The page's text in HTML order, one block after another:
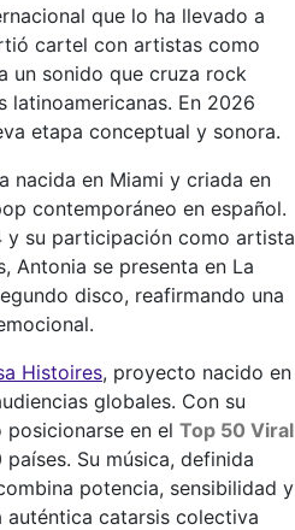
que lo ha llevado a
cartel con artistas como
un sonido que cruza rock
latinoamericanas. En 2026
etapa conceptual y sonora.
nacida en Miami y criada en
contemporáneo en español.
y su participación como artista
Antonia se presenta en La
disco, reafirmando una
Histoires, proyecto nacido en
globales. Con su
en el Top 50 Viral
Su música, definida
potencia, sensibilidad y
auténtica catarsis colectiva